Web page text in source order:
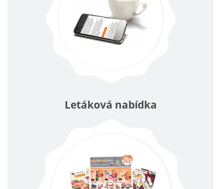
Letáková nabídka